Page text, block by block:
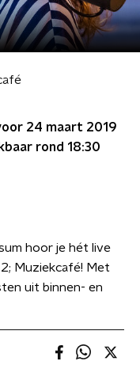
24 maart 2019
rond 18:30
hoor je hét live
Muziekcafé! Met
uit binnen- en